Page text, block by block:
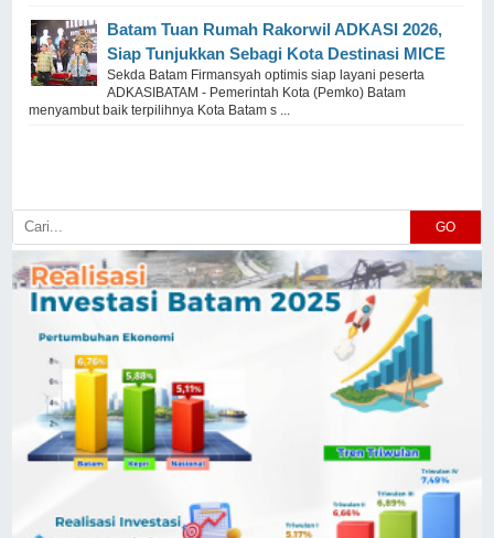
Batam Tuan Rumah Rakorwil ADKASI 2026,
Siap Tunjukkan Sebagi Kota Destinasi MICE
Sekda Batam Firmansyah optimis siap layani peserta
ADKASIBATAM - Pemerintah Kota (Pemko) Batam
menyambut baik terpilihnya Kota Batam s ...
GO